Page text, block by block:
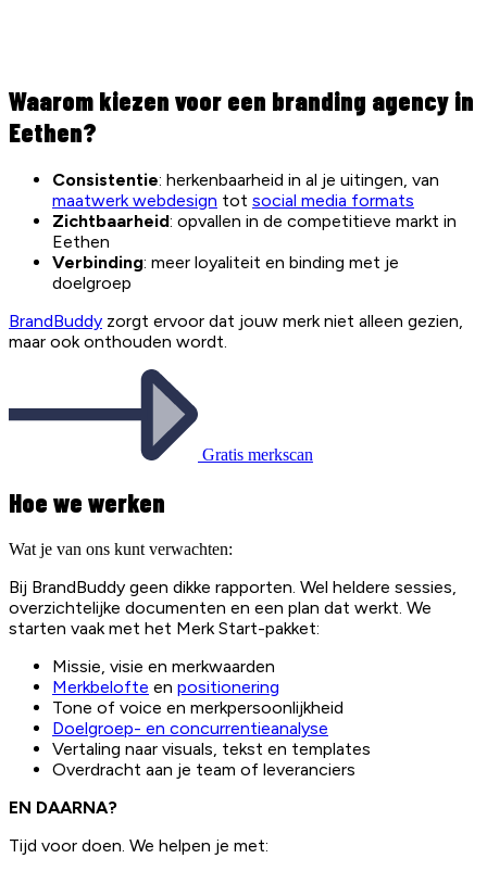
Waarom kiezen voor een branding agency in
Eethen?
Consistentie: herkenbaarheid in al je uitingen, van
maatwerk webdesign tot social media formats
Zichtbaarheid: opvallen in de competitieve markt in
Eethen
Verbinding: meer loyaliteit en binding met je
doelgroep
BrandBuddy zorgt ervoor dat jouw merk niet alleen gezien,
maar ook onthouden wordt.
Gratis merkscan
Hoe we werken
Wat je van ons kunt verwachten:
Bij BrandBuddy geen dikke rapporten. Wel heldere sessies,
overzichtelijke documenten en een plan dat werkt. We
starten vaak met het Merk Start-pakket:
Missie, visie en merkwaarden
Merkbelofte en positionering
Tone of voice en merkpersoonlijkheid
Doelgroep- en concurrentieanalyse
Vertaling naar visuals, tekst en templates
Overdracht aan je team of leveranciers
EN DAARNA?
Tijd voor doen. We helpen je met: